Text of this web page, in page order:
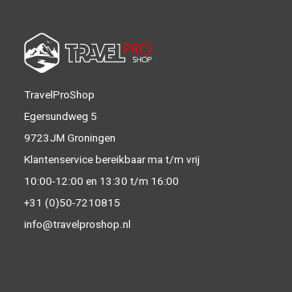
TravelProShop
Egersundweg 5
9723JM Groningen
Klantenservice bereikbaar ma t/m vrij
10:00-12:00 en 13:30 t/m 16:00
+31 (0)50-7210815
info@travelproshop.nl